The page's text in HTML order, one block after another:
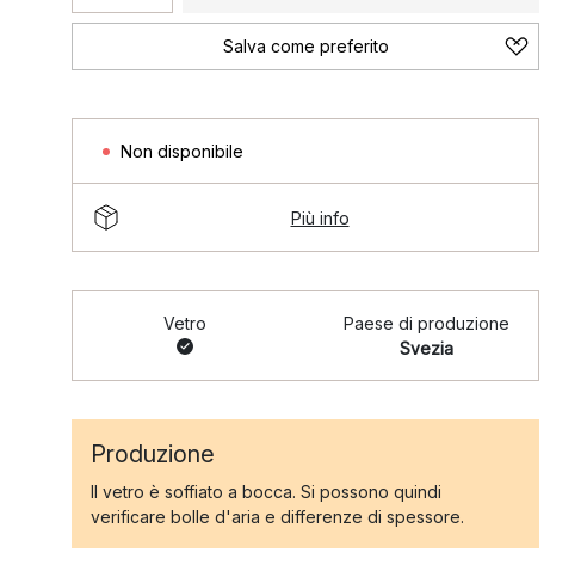
Salva come preferito
Non disponibile
Più info
Vetro
Paese di produzione
Svezia
Produzione
Il vetro è soffiato a bocca. Si possono quindi
verificare bolle d'aria e differenze di spessore.